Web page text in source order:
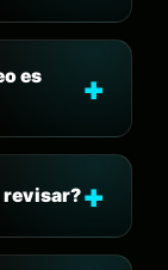
es
revisar?